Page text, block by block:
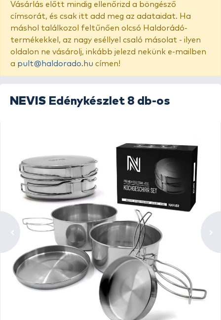
Vásárlás előtt mindig ellenőrizd a böngésző
címsorát, és csak itt add meg az adataidat. Ha
máshol találkozol feltűnően olcsó Haldorádó-
termékekkel, az nagy eséllyel csaló másolat - ilyen
oldalon ne vásárolj, inkább jelezd nekünk e-mailben
a pult@haldorado.hu címen!
NEVIS Edénykészlet 8 db-os